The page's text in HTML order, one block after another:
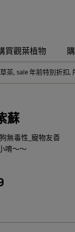
買觀葉植物
茶, sale 年前特別折扣,
蘇
無毒性_寵物友善
唷～～